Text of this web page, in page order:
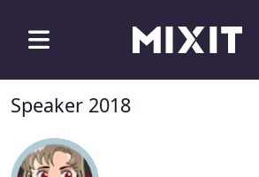
Speaker 2018